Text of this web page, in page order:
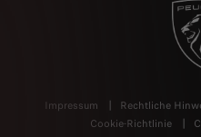
Impressum Rechtliche
Cookie-Richtlinie